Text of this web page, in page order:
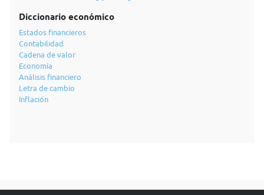
Diccionario económico
Estados financieros
Contabilidad
Cadena de valor
Economía
Análisis financiero
Letra de cambio
Inflación